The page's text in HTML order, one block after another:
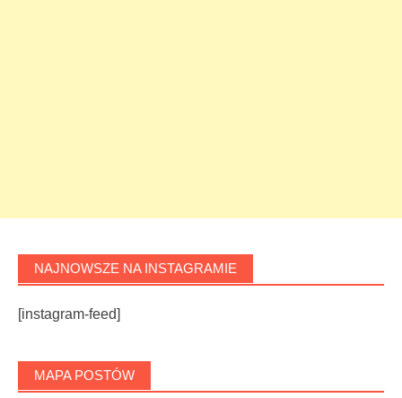
NAJNOWSZE NA INSTAGRAMIE
[instagram-feed]
MAPA POSTÓW